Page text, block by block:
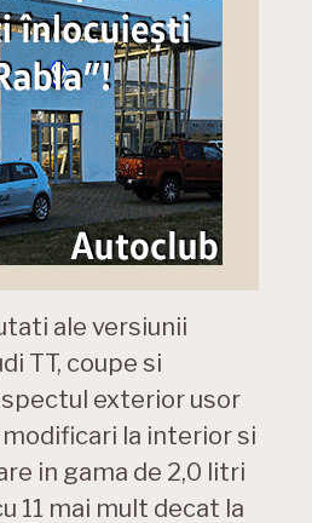
ale versiunii
TT, coupe si
exterior usor
la interior si
in gama de 2,0 litri
11 mai mult decat la